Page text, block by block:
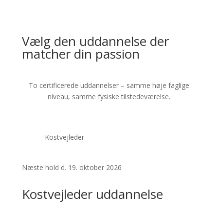
Vælg den uddannelse der
matcher din passion
To certificerede uddannelser – samme høje faglige
niveau, samme fysiske tilstedeværelse.
Kostvejleder
Næste hold d. 19. oktober 2026
Kostvejleder uddannelse